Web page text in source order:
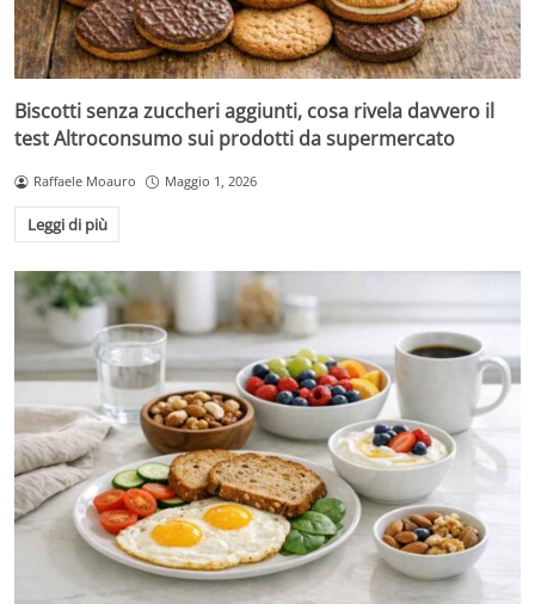
Biscotti senza zuccheri aggiunti, cosa rivela davvero il
test Altroconsumo sui prodotti da supermercato
Raffaele Moauro Maggio 1, 2026
Leggi di più